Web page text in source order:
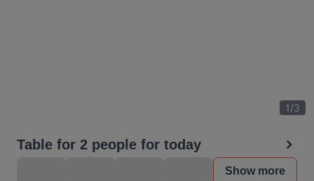
1/3
Table for 2 people for today
Show more